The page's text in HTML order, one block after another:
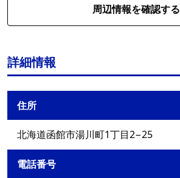
周辺情報を確認する
詳細情報
住所
北海道函館市湯川町1丁目2−25
電話番号